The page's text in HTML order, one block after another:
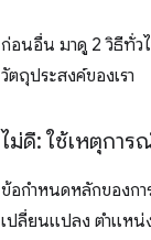
ก่อนอื่น มาดู 2 วิธีทั่ว
วัตถุประสงค์ของเรา
ไม่ดี: ใช้เหตุการ
ข้อกำหนดหลักของกา
เปลี่ยนแปลง ตำแหน่